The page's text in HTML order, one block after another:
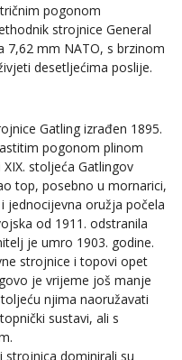
pogonom
strojnice General
7,62 mm NATO, s brzinom
desetljećima poslije.
Gatling izrađen 1895.
pogonom plinom
stoljeća Gatlingov
top, posebno u mornarici,
jednocijevna oružja počela
od 1911. odstranila
je umro 1903. godine.
strojnice i topovi opet
je vrijeme još manje
njima naoružavati
sustavi, ali s
strojnica dominirali su